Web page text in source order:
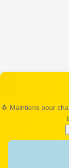
🐧 Maintiens pour